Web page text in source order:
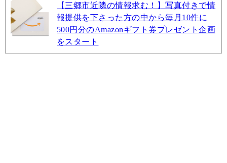
【三郷市近隣の情報求む！】写真付きで情
報提供を下さった方の中から毎月10件に
500円分のAmazonギフト券プレゼント企画
をスタート